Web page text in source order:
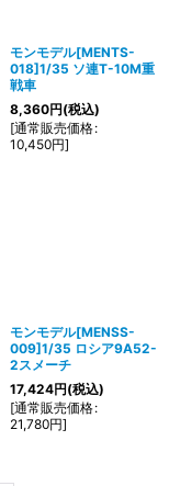
モンモデル[MENTS-
018]1/35 ソ連T-10M重
戦車
8,360円(税込)
[通常販売価格:
10,450円]
モンモデル[MENSS-
009]1/35 ロシア9A52-
2スメーチ
17,424円(税込)
[通常販売価格:
21,780円]